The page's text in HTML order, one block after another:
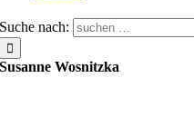
Suche nach:
Susanne Wosnitzka